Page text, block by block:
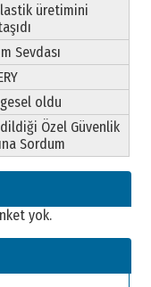
üretimini
Sevdası
oldu
Özel Güvenlik
Sordum
yok.